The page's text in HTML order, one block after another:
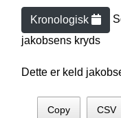
Kronologisk
jakobsens kryds
Dette er keld
Copy CSV